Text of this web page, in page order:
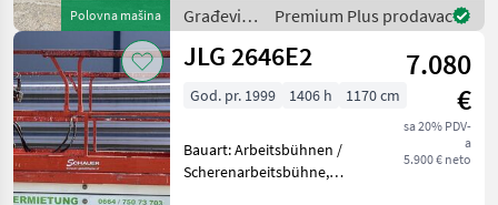
Polovna mašina
for more images Specificati
Građevinski
strojevi /
Atlas
Premium Plus prodavac
JLG 2646E2
7.080
€
sa 20% PDV-
a
5.900 € neto
God. pr. 1999 1406 h 1170 cm
Bauart: Arbeitsbühnen /
Scherenarbeitsbühne,